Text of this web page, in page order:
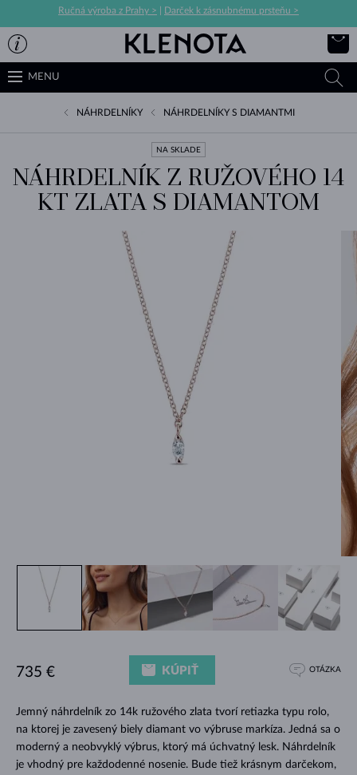
Ručná výroba z Prahy > Darček k zásnubnému prsteňu >
MENU
NÁHRDELNÍKY NÁHRDELNÍKY S DIAMANTMI
NA SKLADE
NÁHRDELNÍK Z RUŽOVÉHO 14
KT ZLATA S DIAMANTOM
Jemný náhrdelník zo 14k ružového zlata tvorí retiazka typu rolo,
na ktorej je zavesený biely diamant vo výbruse markíza. Jedná sa o
moderný a neobvyklý výbrus, ktorý má úchvatný lesk. Náhrdelník
je vhodný pre každodenné nosenie. Bude tiež krásnym darčekom,
735 € KÚPIŤ OTÁZKA